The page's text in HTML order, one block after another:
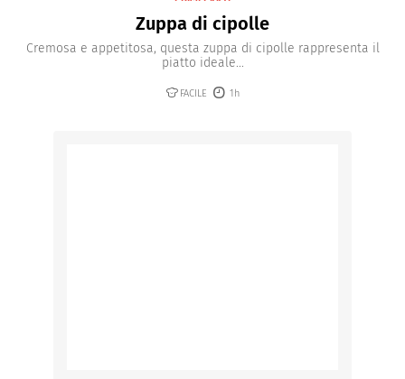
Zuppa di cipolle
Cremosa e appetitosa, questa zuppa di cipolle rappresenta il
piatto ideale...
FACILE 1h